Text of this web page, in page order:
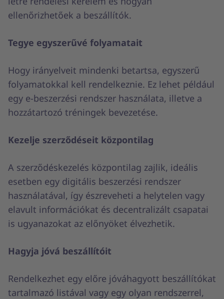
ellenőrizhetőek a beszállítók.
Tegye egyszerűvé folyamatait
Hogy irányelveit mindenki betartsa, egyszerű
folyamatokkal kell rendelkeznie. Ez lehet például
egy e-beszerzési rendszer használata, illetve a
hozzátartozó tréningek bevezetése.
Kezelje szerződéseit központilag
A szerződéskezelés központilag zajlik, ideális
esetben egy digitális beszerzési rendszer
használatával, így észreveheti a helytelen vagy
elavult információkat és decentralizált csapatai
is ugyanazokat az előnyöket élvezhetik.
Hagyja jóvá beszállítóit
Rendelkezhet egy előre jóváhagyott beszállítókat
tartalmazó listával vagy egy olyan rendszerrel,